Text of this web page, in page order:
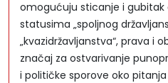
omogućuju sticanje i gubitak
statusima „spoljnog
„kvazidržavljanstva“, prava i
značaj za ostvarivanje
i političke sporove oko pitanja